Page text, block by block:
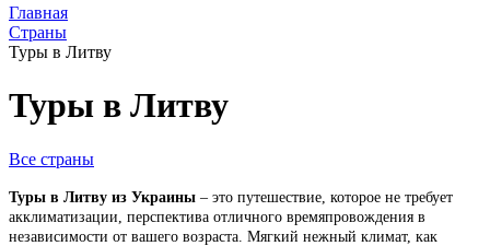
Главная
Страны
Туры в Литву
Туры в Литву
Все страны
Туры в Литву из Украины – это путешествие, которое не требует
акклиматизации, перспектива отличного времяпровождения в
независимости от вашего возраста. Мягкий нежный климат, как